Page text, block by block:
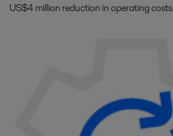
US$4 million reduction in operating costs